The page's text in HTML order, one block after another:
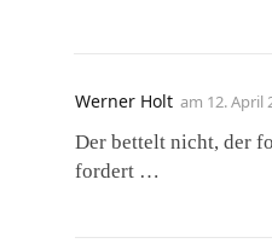
Werner Holt am 12. April
Der bettelt nicht, der
fordert …